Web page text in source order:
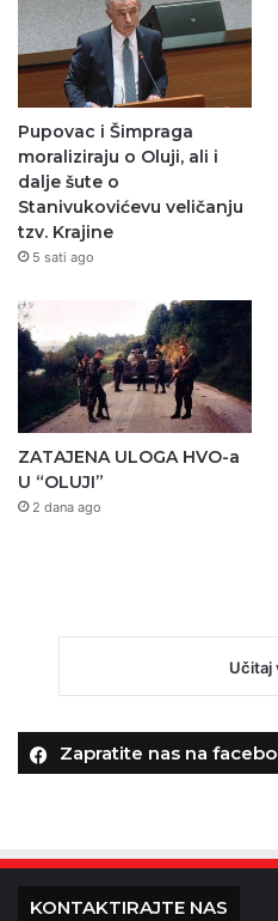
Pupovac i Šimpraga
moraliziraju o Oluji, ali i
dalje šute o
Stanivukovićevu veličanju
tzv. Krajine
5 sati ago
ZATAJENA ULOGA HVO-a
U “OLUJI”
2 dana ago
Učitaj
Zapratite nas na
KONTAKTIRAJTE NAS